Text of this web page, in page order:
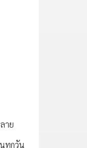
าย
ทุกวัน